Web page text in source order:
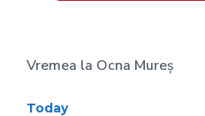
Vremea la Ocna Mureș
Today